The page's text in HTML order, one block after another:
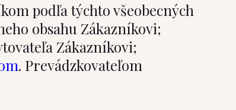
podľa týchto všeobecných
obsahu Zákazníkovi;
Zákazníkovi;
. Prevádzkovateľom